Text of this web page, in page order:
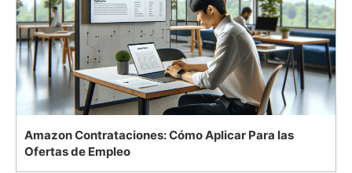
Amazon Contrataciones: Cómo Aplicar Para las
Ofertas de Empleo